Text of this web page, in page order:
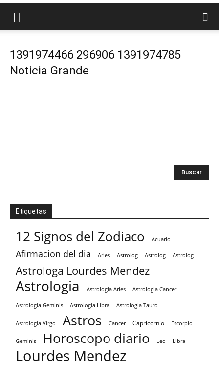
1391974466 296906 1391974785
Noticia Grande
Etiquetas
12 Signos del Zodiaco Acuario
Afirmacion del dia Aries Astrolog Astrolog Astrolog
Astrologa Lourdes Mendez
Astrologia Astrologia Aries Astrologia Cancer
Astrologia Geminis Astrologia Libra Astrologia Tauro
Astrologia Virgo Astros Cancer Capricornio Escorpio
Geminis Horoscopo diario Leo Libra
Lourdes Mendez